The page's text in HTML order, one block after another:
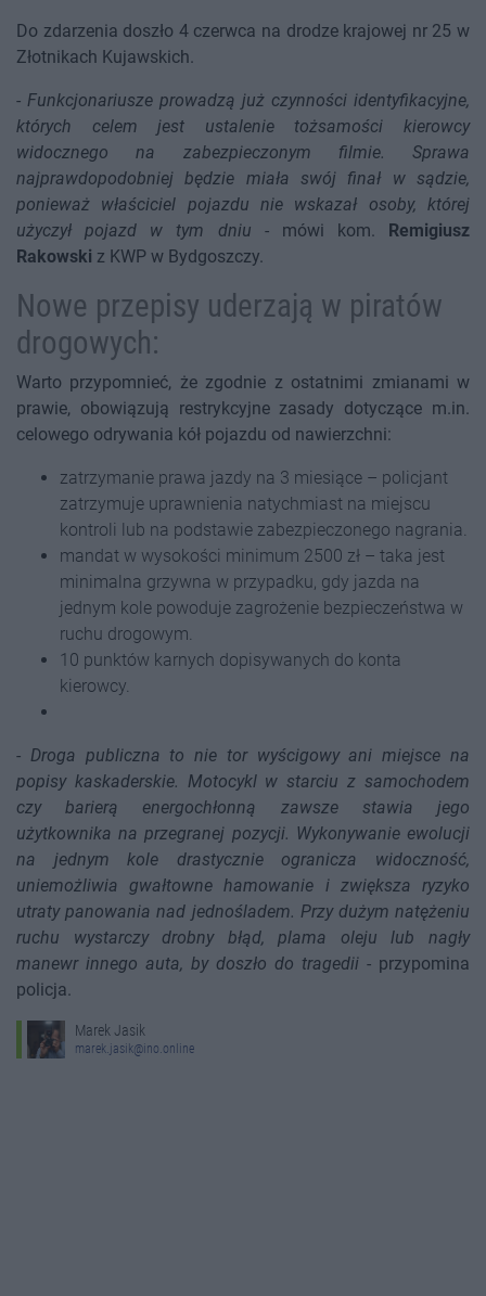
Do zdarzenia doszło 4 czerwca na drodze krajowej nr 25 w
Złotnikach Kujawskich.
- Funkcjonariusze prowadzą już czynności identyfikacyjne,
których celem jest ustalenie tożsamości kierowcy
widocznego na zabezpieczonym filmie. Sprawa
najprawdopodobniej będzie miała swój finał w sądzie,
ponieważ właściciel pojazdu nie wskazał osoby, której
użyczył pojazd w tym dniu - mówi kom. Remigiusz
Rakowski z KWP w Bydgoszczy.
Nowe przepisy uderzają w piratów
drogowych:
Warto przypomnieć, że zgodnie z ostatnimi zmianami w
prawie, obowiązują restrykcyjne zasady dotyczące m.in.
celowego odrywania kół pojazdu od nawierzchni:
zatrzymanie prawa jazdy na 3 miesiące – policjant
zatrzymuje uprawnienia natychmiast na miejscu
kontroli lub na podstawie zabezpieczonego nagrania.
mandat w wysokości minimum 2500 zł – taka jest
minimalna grzywna w przypadku, gdy jazda na
jednym kole powoduje zagrożenie bezpieczeństwa w
ruchu drogowym.
10 punktów karnych dopisywanych do konta
kierowcy.
- Droga publiczna to nie tor wyścigowy ani miejsce na
popisy kaskaderskie. Motocykl w starciu z samochodem
czy barierą energochłonną zawsze stawia jego
użytkownika na przegranej pozycji. Wykonywanie ewolucji
na jednym kole drastycznie ogranicza widoczność,
uniemożliwia gwałtowne hamowanie i zwiększa ryzyko
utraty panowania nad jednośladem. Przy dużym natężeniu
ruchu wystarczy drobny błąd, plama oleju lub nagły
manewr innego auta, by doszło do tragedii - przypomina
policja.
Marek Jasik
marek.jasik@ino.online